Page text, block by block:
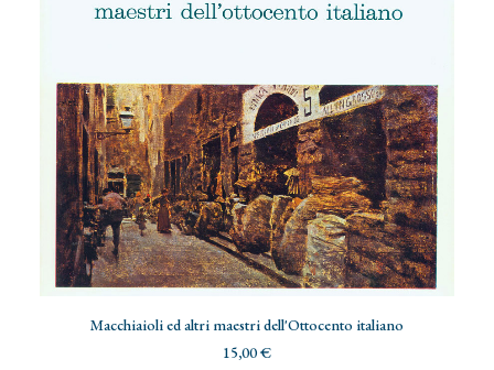
ADD TO CART
Macchiaioli ed altri maestri dell'Ottocento italiano
15,00€